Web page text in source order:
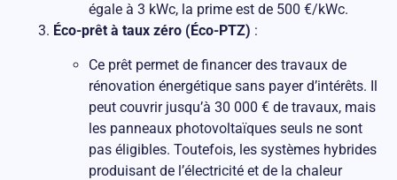
égale à 3 kWc, la prime est de 500 €/kWc.
Éco-prêt à taux zéro (Éco-PTZ) :
Ce prêt permet de financer des travaux de
rénovation énergétique sans payer d’intérêts. Il
peut couvrir jusqu’à 30 000 € de travaux, mais
les panneaux photovoltaïques seuls ne sont
pas éligibles. Toutefois, les systèmes hybrides
produisant de l’électricité et de la chaleur